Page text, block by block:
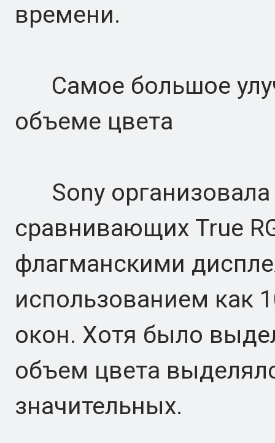
времени.
Самое большое
объеме цвета
Sony
сравнивающих True
флагманскими
использованием как
окон. Хотя было
объем цвета
значительных.